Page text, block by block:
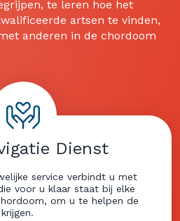
te leren hoe het
artsen te vinden,
anderen in de chordoom
Dienst
service verbindt u met
voor u klaar staat bij elke
om u te helpen de